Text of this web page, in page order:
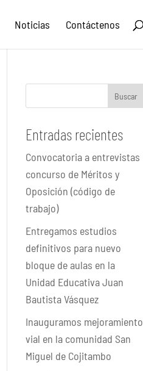
Noticias Contáctenos
Buscar
Entradas recientes
Convocatoria a entrevistas
concurso de Méritos y
Oposición (código de
trabajo)
Entregamos estudios
definitivos para nuevo
bloque de aulas en la
Unidad Educativa Juan
Bautista Vásquez
Inauguramos mejoramiento
vial en la comunidad San
Miguel de Cojitambo